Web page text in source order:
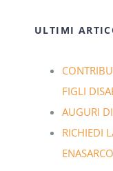
ULTIMI
FIGLI
AUGURI
RICHIEDI